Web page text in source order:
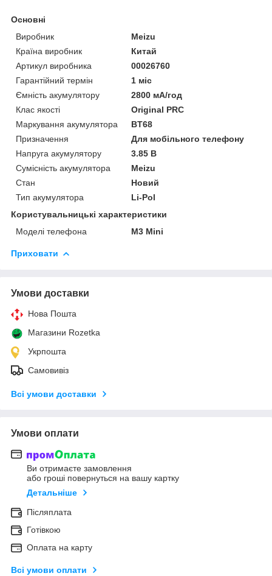
Основні
Виробник
Meizu
Країна виробник
Китай
Артикул виробника
00026760
Гарантійний термін
1 міс
Ємність акумулятору
2800 мА/год
Клас якості
Original PRC
Маркування акумулятора
BT68
Призначення
Для мобільного телефону
Напруга акумулятору
3.85 В
Сумісність акумулятора
Meizu
Стан
Новий
Тип акумулятора
Li-Pol
Користувальницькі характеристики
Моделі телефона
M3 Mini
Приховати
Умови доставки
Нова Пошта
Магазини Rozetka
Укрпошта
Самовивіз
Всі умови доставки
Умови оплати
Ви отримаєте замовлення
або гроші повернуться на вашу картку
Детальніше
Післяплата
Готівкою
Оплата на карту
Всі умови оплати